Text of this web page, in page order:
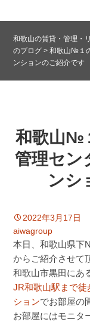
和歌山の賃貸・管理・
のブログ >和歌山№１
ンションのご紹介です
和歌山№
管理セン
ンシ
2022年3月17日
aiwagroup
本日、和歌山県下
からご紹介させて
和歌山市黒田にあ
JR和歌山駅まで徒
ションでお部屋の
お部屋にはモニタ